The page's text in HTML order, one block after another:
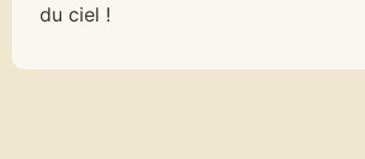
du ciel !